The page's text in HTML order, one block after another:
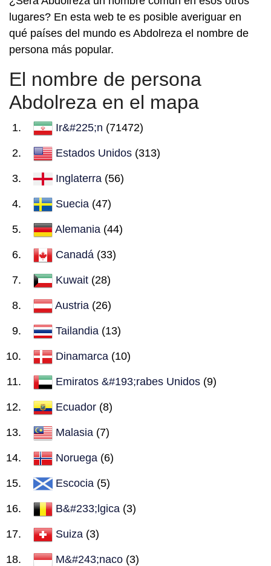
lugares? En esta web te es posible averiguar en
qué países del mundo es Abdolreza el nombre de
persona más popular.
El nombre de persona
Abdolreza en el mapa
Ir&#225;n (71472)
Estados Unidos (313)
Inglaterra (56)
Suecia (47)
Alemania (44)
Canadá (33)
Kuwait (28)
Austria (26)
Tailandia (13)
Dinamarca (10)
Emiratos &#193;rabes Unidos (9)
Ecuador (8)
Malasia (7)
Noruega (6)
Escocia (5)
B&#233;lgica (3)
Suiza (3)
M&#243;naco (3)